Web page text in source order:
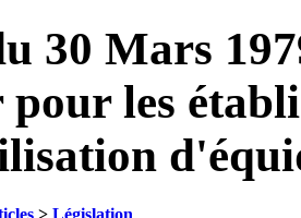
30 Mars
pour les
> Législation